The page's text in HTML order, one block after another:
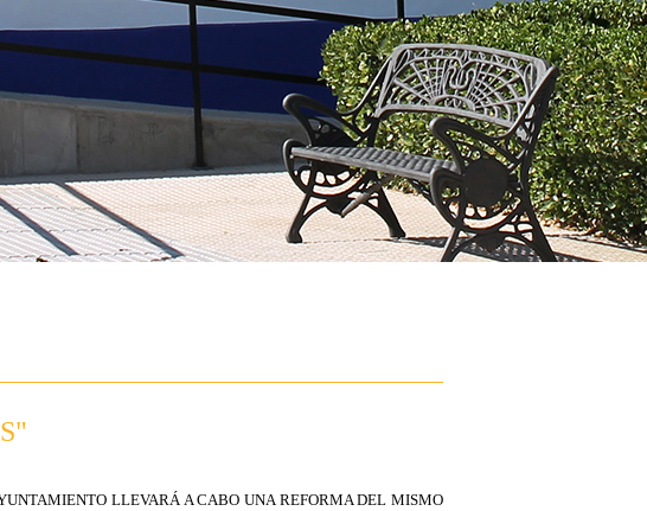
LLEVARÁ A CABO UNA REFORMA DEL MISMO